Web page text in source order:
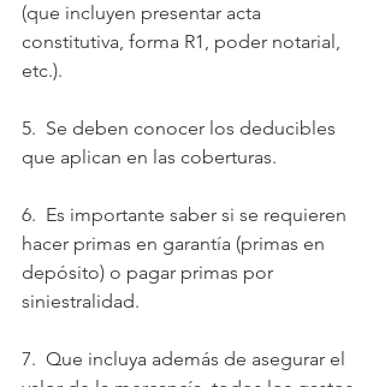
(que incluyen presentar acta
constitutiva, forma R1, poder notarial,
etc.).
5.  Se deben conocer los deducibles
que aplican en las coberturas.
6.  Es importante saber si se requieren
hacer primas en garantía (primas en
depósito) o pagar primas por
siniestralidad.
7.  Que incluya además de asegurar el